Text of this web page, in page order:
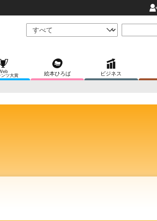
ンツ大賞
絵本ひろば ビジネス